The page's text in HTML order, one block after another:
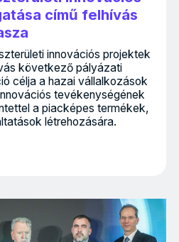
című felhívás
innovációs projektek
következő pályázati
célja a hazai vállalkozások
tevékenységének
a piacképes termékek,
létrehozására.